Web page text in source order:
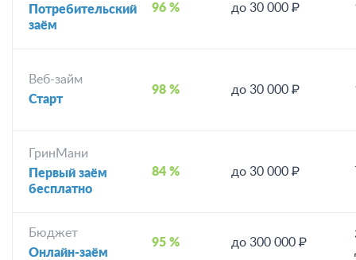
Потребительский
заём
96 % до 30 000 ₽
Веб-займ
Старт
98 % до 30 000 ₽
ГринМани
Первый заём
бесплатно
84 % до 30 000 ₽
Бюджет
Онлайн-заём
95 % до 300 000 ₽